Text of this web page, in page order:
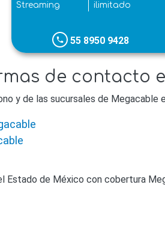
Streaming ilimitado
phone 55 8950 9428
de contacto
y de las sucursales de Megacable
Estado de México con cobertura